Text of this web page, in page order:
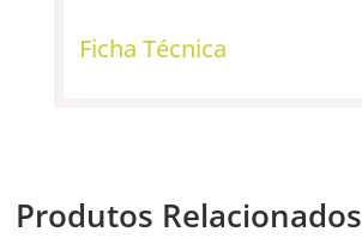
Ficha Técnica
Produtos Relacionados